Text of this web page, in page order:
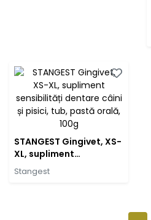
STANGEST Gingivet, XS-
XL, supliment
sensibilități dentare
câini și pisici, tub, pastă
Stangest